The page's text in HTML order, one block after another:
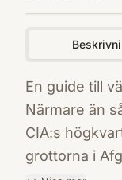
En guide till
Närmare än
CIA:s
grottorna i